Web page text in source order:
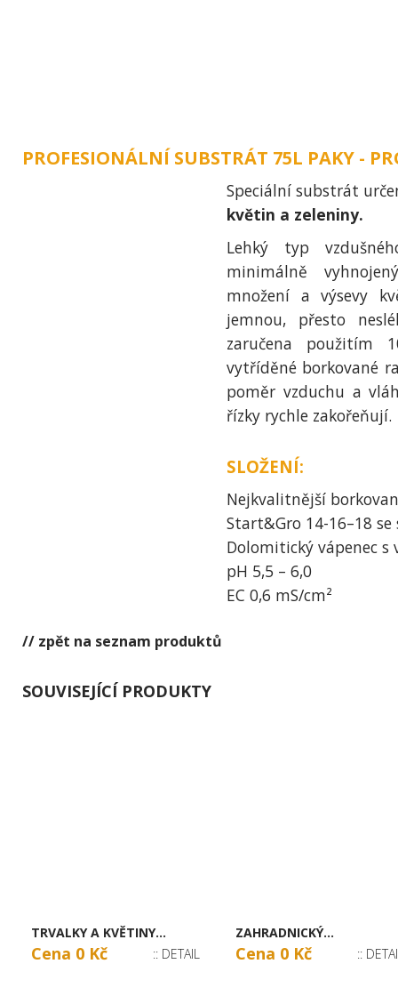
PROFESIONÁLNÍ SUBSTRÁT 75L PAKY -
Speciální substrát
květin a zeleniny.
Lehký typ
minimálně
množení a výsevy
jemnou, přesto
zaručena použitím
vytříděné borkované
poměr vzduchu a
řízky rychle zakořeňují.
SLOŽENÍ:
Nejkvalitnější
Start&Gro 14-16–18
Dolomitický vápenec s
pH 5,5 – 6,0
EC 0,6 mS/cm²
// zpět na seznam produktů
SOUVISEJÍCÍ PRODUKTY
TRVALKY A KVĚTINY...
Cena 0 Kč :: DETAIL
ZAHRADNICKÝ...
Cena 0 Kč ::